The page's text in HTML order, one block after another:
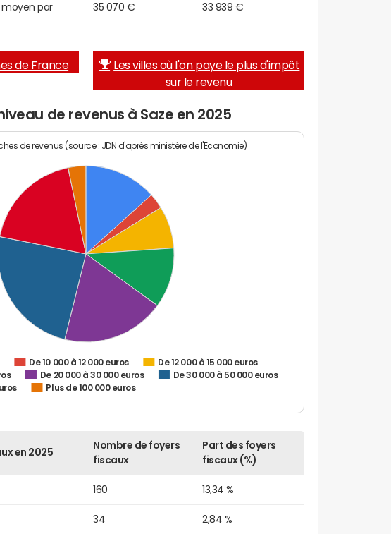
moyen par
35 070 € 33 939 €
de France
Les villes où l'on paye le plus d'impôt
sur le revenu
de revenus à Saze en 2025
de revenus (source : JDN d'après ministère de l'Economie)
De 10 000 à 12 000 euros
De 12 000 à 15 000 euros
De 20 000 à 30 000 euros
De 30 000 à 50 000 euros
Plus de 100 000 euros
en 2025
Nombre de foyers
fiscaux
Part des foyers
fiscaux (%)
160 13,34 %
34 2,84 %